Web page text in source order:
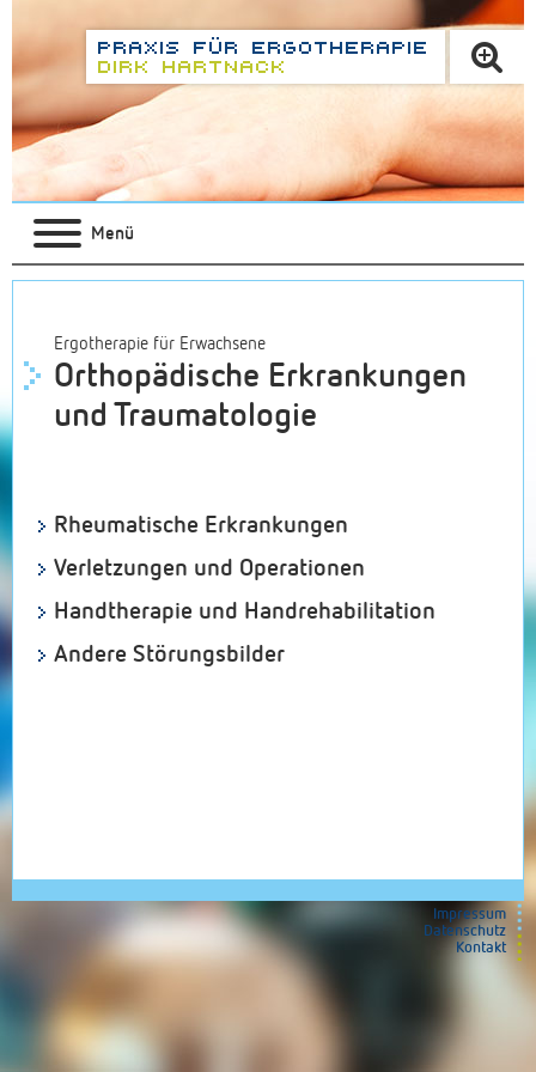
Menü
Ergotherapie für Erwachsene
Orthopädische Erkrankungen
und Traumatologie
Rheumatische Erkrankungen
Verletzungen und Operationen
Handtherapie und Handrehabilitation
Andere Störungsbilder
Impressum
Datenschutz
Kontakt